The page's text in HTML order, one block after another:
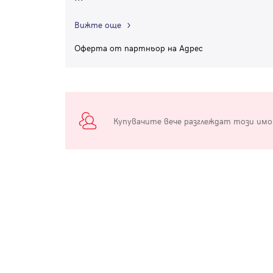
Вижте още
Оферта от партньор на Адрес
Купувачите вече разглеждат този